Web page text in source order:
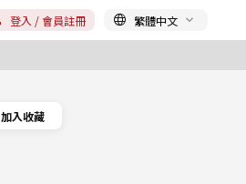
登入 / 會員註冊 繁體中文
加入收藏